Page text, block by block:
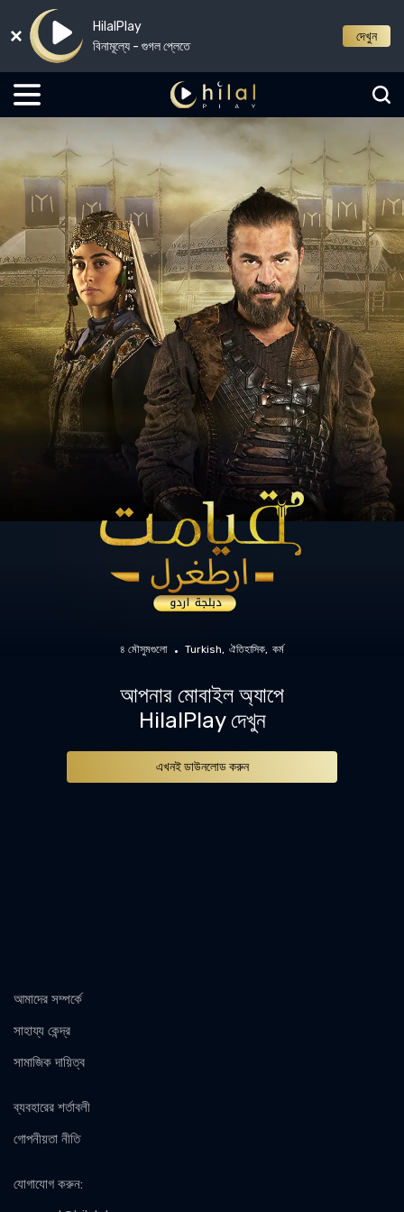
HilalPlay
বিনামূল্যে - গুগল প্লেতে
দেখুন
৪ মৌসুমগুলো Turkish ঐতিহাসিক কর্ম
আপনার মোবাইল অ্যাপে
HilalPlay দেখুন
এখনই ডাউনলোড করুন
আমাদের সম্পর্কে
সাহায্য কেন্দ্র
সামাজিক দায়িত্ব
ব্যবহারের শর্তাবলী
গোপনীয়তা নীতি
যোগাযোগ করুন: